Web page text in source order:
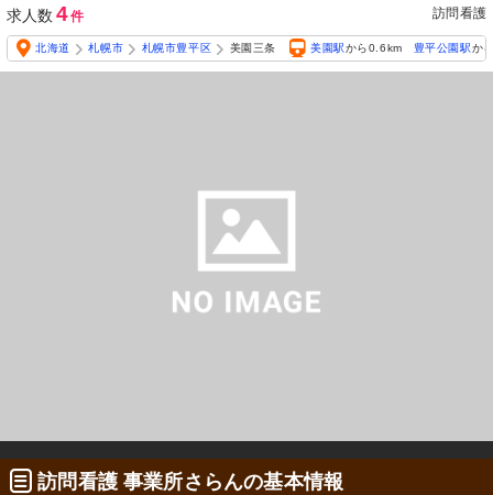
求人数 4件 訪問看護
北海道 札幌市 札幌市豊平区 美園三条 美園駅から0.6km 豊平公園駅か
訪問看護 事業所さらんの基本情報